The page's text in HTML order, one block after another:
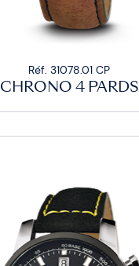
Réf. 31078.01 CP
CHRONO 4 PARDS